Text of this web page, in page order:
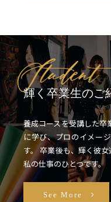
輝く卒業生のご
養成コースを受講した卒
に学び、プロのイメー
す。卒業後も、輝く彼
私の仕事のひとつです。
See More